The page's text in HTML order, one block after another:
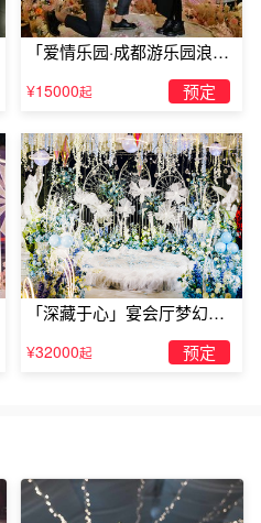
的朋友去海边玩，我跟我男
晚上一起庆祝。等我度假回
「爱情乐园·成都游乐园浪漫
¥15000起 预定
「深藏于心」宴会厅梦幻主
题求婚仪式
¥32000起 预定